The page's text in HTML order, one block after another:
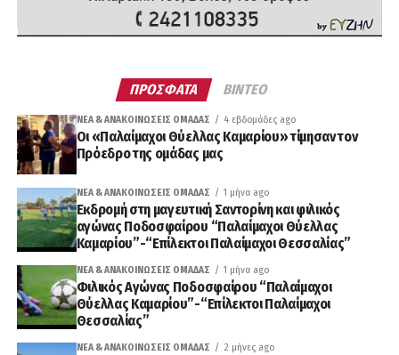
ΠΡΟΣΦΑΤΑ ΒΙΝΤΕΟ
ΝΈΑ & ΑΝΑΚΟΙΝΏΣΕΙΣ ΟΜΆΔΑΣ 4 εβδομάδες ago
Οι «Παλαίμαχοι Θύελλας Καμαρίου» τίμησαν τον
Πρόεδρο της ομάδας μας
ΝΈΑ & ΑΝΑΚΟΙΝΏΣΕΙΣ ΟΜΆΔΑΣ 1 μήνα ago
Εκδρομή στη μαγευτική Σαντορίνη και φιλικός
αγώνας Ποδοσφαίρου “Παλαίμαχοι Θύελλας
Καμαρίου”-“Επίλεκτοι Παλαίμαχοι Θεσσαλίας”
ΝΈΑ & ΑΝΑΚΟΙΝΏΣΕΙΣ ΟΜΆΔΑΣ 1 μήνα ago
Φιλικός Αγώνας Ποδοσφαίρου “Παλαίμαχοι
Θύελλας Καμαρίου”-“Επίλεκτοι Παλαίμαχοι
Θεσσαλίας”
ΝΈΑ & ΑΝΑΚΟΙΝΏΣΕΙΣ ΟΜΆΔΑΣ 2 μήνες ago